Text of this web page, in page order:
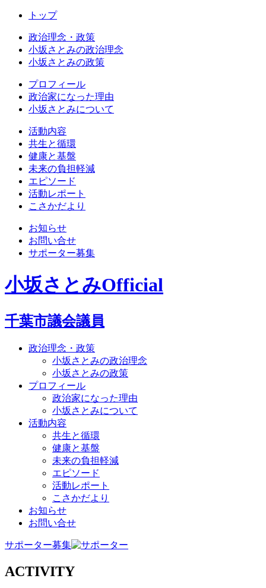
トップ
政治理念・政策
小坂さとみの政治理念
小坂さとみの政策
プロフィール
政治家になった理由
小坂さとみについて
活動内容
共生と循環
健康と基盤
未来の負担軽減
エピソード
活動レポート
こさかだより
お知らせ
お問い合せ
サポーター募集
小坂さとみOfficial
千葉市議会議員
政治理念・政策
小坂さとみの政治理念
小坂さとみの政策
プロフィール
政治家になった理由
小坂さとみについて
活動内容
共生と循環
健康と基盤
未来の負担軽減
エピソード
活動レポート
こさかだより
お知らせ
お問い合せ
サポーター募集
ACTIVITY